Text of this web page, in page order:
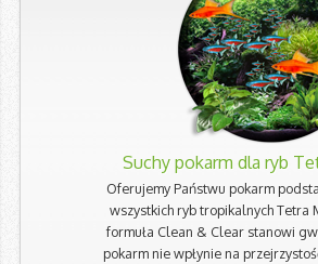
Suchy pokarm dla ryb
Oferujemy Państwu pokarm
wszystkich ryb tropikalnych Tetra
formuła Clean & Clear stanowi
pokarm nie wpłynie na